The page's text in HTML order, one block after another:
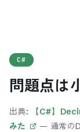
C#
問題点は
出典:
【C#】
みた
— 通常の